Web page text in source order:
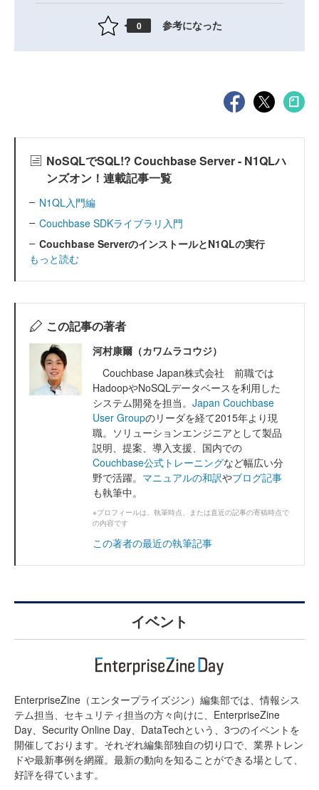
0 参考になった
NoSQLでSQL!? Couchbase Server - N1QLハ
ンズオン！連載記事一覧
N1QL入門編
Couchbase SDKライブラリ入門
Couchbase ServerのインストールとN1QLの実行
もっと読む
この記事の著者
河村康爾（カワムラコウジ）
Couchbase Japan株式会社 前職では
HadoopやNoSQLデータベースを利用した
システム開発を担当。 Japan Couchbase
User Groupのリーダを経て2015年より現
職。ソリューションエンジニアとして製品
説明、提案、導入支援、国内での
Couchbase公式トレーニングなど幅広い分
野で活躍。 マニュアルの和訳やブログ記事
も執筆中。
※プロフィールは、執筆時点、または直近の記事の寄稿時点で
の内容です
この著者の最近の執筆記事
イベント
EnterpriseZine（エンタープライズジン）編集部では、情報シス
テム担当、セキュリティ担当の方々向けに、EnterpriseZine
Day、Security Online Day、DataTechという、3つのイベントを
開催しております。それぞれ編集部独自の切り口で、業界トレン
ドや最新事例を網羅。最新の動向を知ることができる場として、
好評を得ています。